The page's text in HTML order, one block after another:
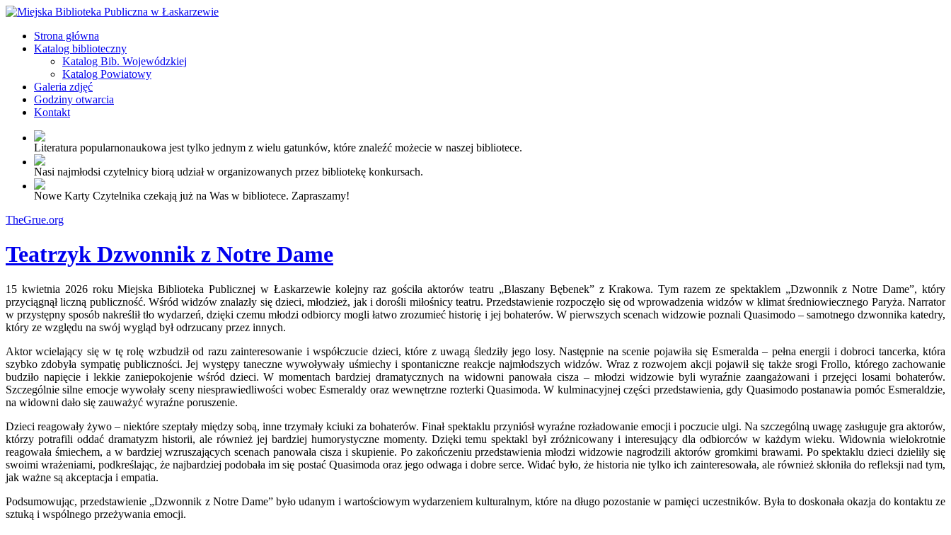
Strona główna
Katalog biblioteczny
Katalog Bib. Wojewódzkiej
Katalog Powiatowy
Galeria zdjęć
Godziny otwarcia
Kontakt
Literatura popularnonaukowa jest tylko jednym z wielu gatunków, które znaleźć możecie w naszej bibliotece.
Nasi najmłodsi czytelnicy biorą udział w organizowanych przez bibliotekę konkursach.
Nowe Karty Czytelnika czekają już na Was w bibliotece. Zapraszamy!
TheGrue.org
Teatrzyk Dzwonnik z Notre Dame
15 kwietnia 2026 roku Miejska Biblioteka Publicznej w Łaskarzewie kolejny raz gościła aktorów teatru „Blaszany Bębenek” z Krakowa. Tym razem ze spektaklem „Dzwonnik z Notre Dame”, który
przyciągnął liczną publiczność. Wśród widzów znalazły się dzieci, młodzież, jak i dorośli miłośnicy teatru. Przedstawienie rozpoczęło się od wprowadzenia widzów w klimat średniowiecznego Paryża. Narrator
w przystępny sposób nakreślił tło wydarzeń, dzięki czemu młodzi odbiorcy mogli łatwo zrozumieć historię i jej bohaterów. W pierwszych scenach widzowie poznali Quasimodo – samotnego dzwonnika katedry,
który ze względu na swój wygląd był odrzucany przez innych.
Aktor wcielający się w tę rolę wzbudził od razu zainteresowanie i współczucie dzieci, które z uwagą śledziły jego losy. Następnie na scenie pojawiła się Esmeralda – pełna energii i dobroci tancerka, która
szybko zdobyła sympatię publiczności. Jej występy taneczne wywoływały uśmiechy i spontaniczne reakcje najmłodszych widzów. Wraz z rozwojem akcji pojawił się także srogi Frollo, którego zachowanie
budziło napięcie i lekkie zaniepokojenie wśród dzieci. W momentach bardziej dramatycznych na widowni panowała cisza – młodzi widzowie byli wyraźnie zaangażowani i przejęci losami bohaterów.
Szczególnie silne emocje wywołały sceny niesprawiedliwości wobec Esmeraldy oraz wewnętrzne rozterki Quasimoda. W kulminacyjnej części przedstawienia, gdy Quasimodo postanawia pomóc Esmeraldzie,
na widowni dało się zauważyć wyraźne poruszenie.
Dzieci reagowały żywo – niektóre szeptały między sobą, inne trzymały kciuki za bohaterów. Finał spektaklu przyniósł wyraźne rozładowanie emocji i poczucie ulgi. Na szczególną uwagę zasługuje gra aktorów,
którzy potrafili oddać dramatyzm historii, ale również jej bardziej humorystyczne momenty. Dzięki temu spektakl był zróżnicowany i interesujący dla odbiorców w każdym wieku. Widownia wielokrotnie
reagowała śmiechem, a w bardziej wzruszających scenach panowała cisza i skupienie. Po zakończeniu przedstawienia młodzi widzowie nagrodzili aktorów gromkimi brawami. Po spektaklu dzieci dzieliły się
swoimi wrażeniami, podkreślając, że najbardziej podobała im się postać Quasimoda oraz jego odwaga i dobre serce. Widać było, że historia nie tylko ich zainteresowała, ale również skłoniła do refleksji nad tym,
jak ważne są akceptacja i empatia.
Podsumowując, przedstawienie „Dzwonnik z Notre Dame” było udanym i wartościowym wydarzeniem kulturalnym, które na długo pozostanie w pamięci uczestników. Była to doskonała okazja do kontaktu ze
sztuką i wspólnego przeżywania emocji.